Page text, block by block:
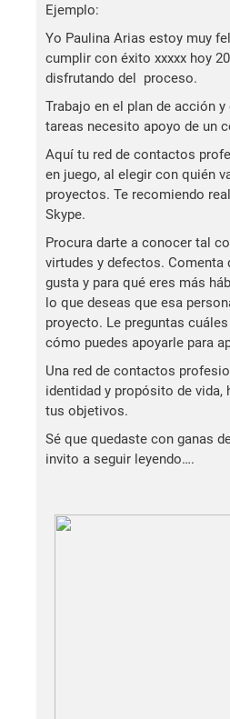
Ejemplo:
Yo Paulina Arias estoy muy
cumplir con éxito xxxxx hoy
disfrutando del proceso.
Trabajo en el plan de acción
tareas necesito apoyo de un
Aquí tu red de contactos
en juego, al elegir con quién
proyectos. Te recomiendo
Skype.
Procura darte a conocer tal
virtudes y defectos. Comenta
gusta y para qué eres más
lo que deseas que esa
proyecto. Le preguntas
cómo puedes apoyarle para
Una red de contactos
identidad y propósito de vida,
tus objetivos.
Sé que quedaste con ganas
invito a seguir leyendo….